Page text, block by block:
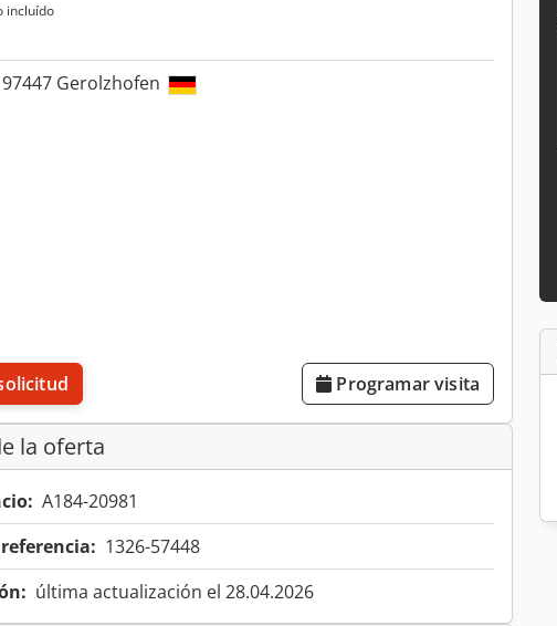
incluído
97447 Gerolzhofen
Programar visita
la oferta
A184-20981
1326-57448
última actualización el 28.04.2026